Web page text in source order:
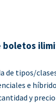
boletos
de tipos/
e
y precio